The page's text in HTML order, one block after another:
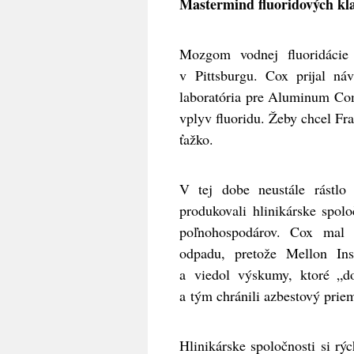
Mozgom vodnej
v Pittsburgu. Cox prijal
laboratória pre Aluminum
vplyv fluoridu. Žeby chcel
ťažko.
V tej dobe neustále rástlo
produkovali hlinikárske
poľnohospodárov. Cox
odpadu, pretože Mellon
a viedol výskumy, ktoré
a tým chránili azbestový
Hlinikárske spoločnosti si